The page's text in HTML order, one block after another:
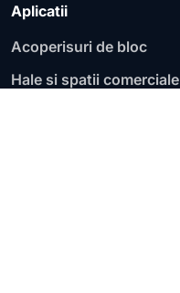
Aplicatii
Acoperisuri de bloc
Hale si spatii comerciale